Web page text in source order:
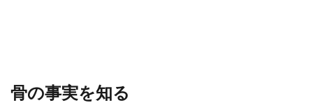
骨の事実を知る